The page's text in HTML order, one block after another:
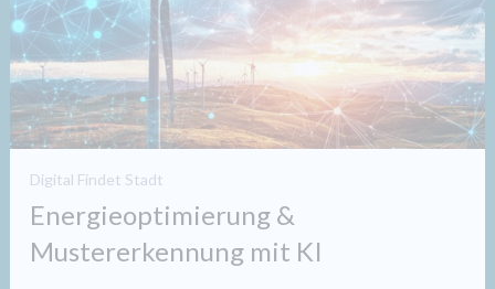
Digital Findet Stadt
Energieoptimierung &
Mustererkennung mit KI​